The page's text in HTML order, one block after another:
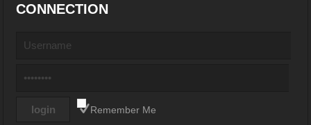
CONNECTION
Remember Me